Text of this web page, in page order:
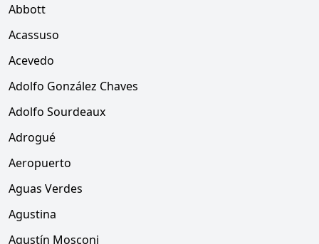
Abbott
Acassuso
Acevedo
Adolfo González Chaves
Adolfo Sourdeaux
Adrogué
Aeropuerto
Aguas Verdes
Agustina
Agustín Mosconi